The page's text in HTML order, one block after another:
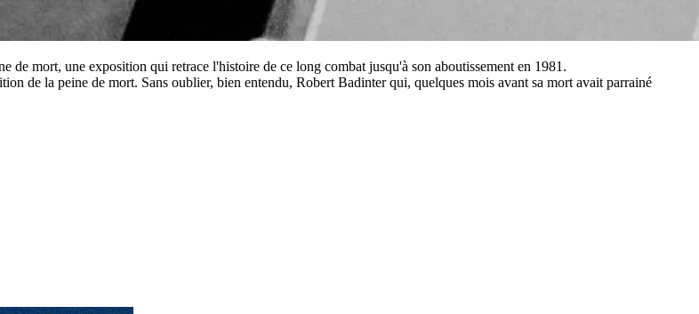
de mort, une exposition qui retrace l'histoire de ce long combat jusqu'à son aboutissement en 1981.
de la peine de mort. Sans oublier, bien entendu, Robert Badinter qui, quelques mois avant sa mort avait parrainé